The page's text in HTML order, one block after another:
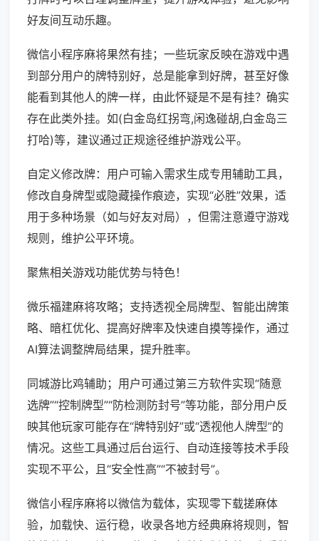
好友间互动乐趣。
微信小程序麻将果然有挂；一些玩家反映在游戏中遇
到部分用户的牌特别好，总是能拿到好牌，甚至好像
能看到其他人的牌一样，由此怀疑是不是有挂？确实
存在此类外挂。如(白金岛红拐弯,闲逸碰胡,白金岛三
打哈)等，建议通过正规途径维护游戏公平。
自定义修改牌：用户可输入需求生成专用辅助工具，
修改自身牌型或隐藏操作痕迹，实现“必胜”效果，适
用于多种场景（如与好友对局），但需注意遵守游戏
规则，维护公平环境。
聚焦相关游戏功能优势与特色！
微乐福建麻将攻略；支持透视全局牌型、智能出牌策
略、暗杠优化、提高好牌率及快速自摸等操作，通过
AI算法调整牌局结果，提升胜率。
同城游比鸡辅助；用户可通过第三方软件实现“随意
选牌”“控制牌型”“防检测防封号”等功能，部分用户反
映其他玩家可能存在“牌特别好”或“透视他人牌型”的
情况。这些工具通过后台运行、自动连接等技术手段
实现不平公，且“安全性高”“不被封号”。
微信小程序麻将以微信为载体，实现零下载搓麻体
验，加载快、运行稳，收录各地方经典麻将规则，智